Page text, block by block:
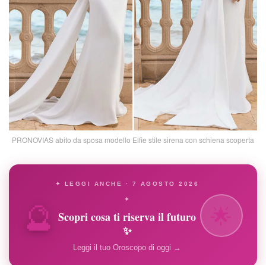
PRONOVIAS abito da sposa modello Elfie stile sirena con schiena scoperta
🔮
✦ LEGGI ANCHE · 7 AGOSTO 2026
✦
Scopri cosa ti riserva il futuro
✨
Leggi il tuo Oroscopo di oggi →